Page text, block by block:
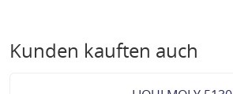
Kunden kauften auch